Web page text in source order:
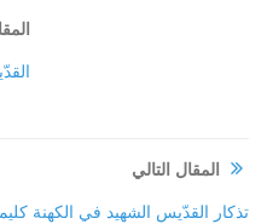
المقال التالي
تذكار القدّيس الشهيد في الكهنة